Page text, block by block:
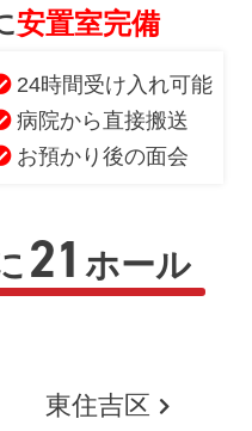
安置室完備
24時間受け入れ可能
病院から直接搬送
お預かり後の面会
21 ホール
東住吉区